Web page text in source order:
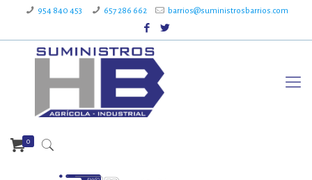
954 840 453 657 286 662 barrios@suministrosbarrios.com
0